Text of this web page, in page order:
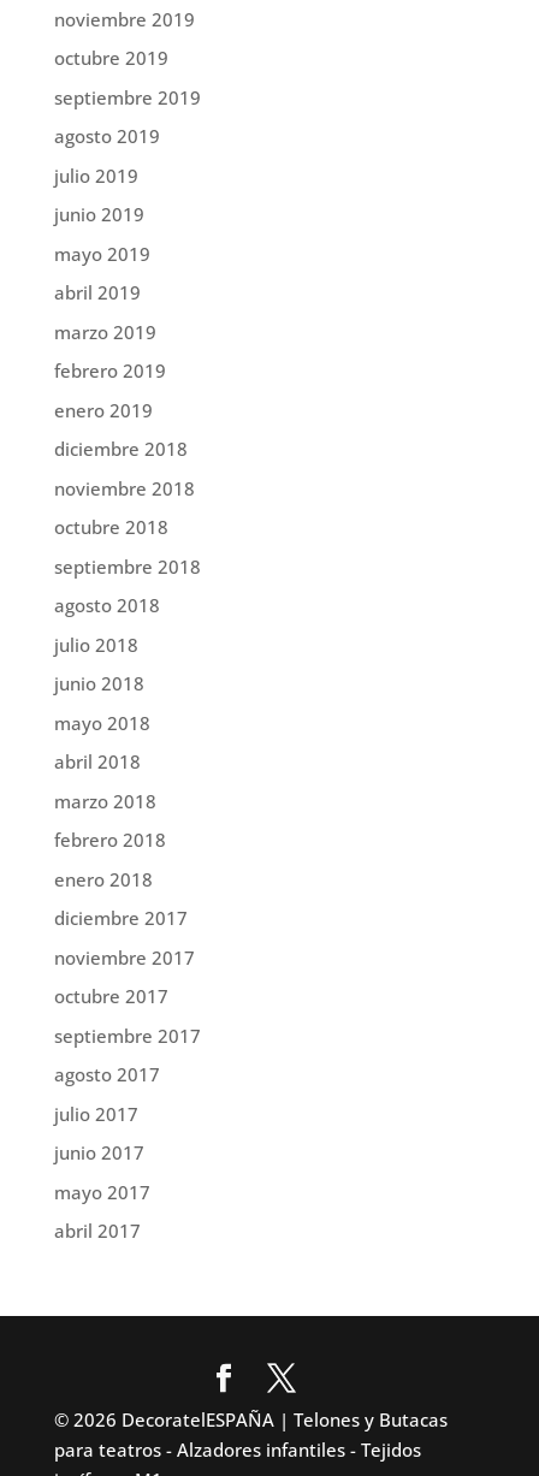
noviembre 2019
octubre 2019
septiembre 2019
agosto 2019
julio 2019
junio 2019
mayo 2019
abril 2019
marzo 2019
febrero 2019
enero 2019
diciembre 2018
noviembre 2018
octubre 2018
septiembre 2018
agosto 2018
julio 2018
junio 2018
mayo 2018
abril 2018
marzo 2018
febrero 2018
enero 2018
diciembre 2017
noviembre 2017
octubre 2017
septiembre 2017
agosto 2017
julio 2017
junio 2017
mayo 2017
abril 2017
© 2026 DecoratelESPAÑA | Telones y Butacas
para teatros - Alzadores infantiles - Tejidos